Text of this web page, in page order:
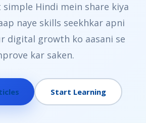
Hindi mein share kiya
naye skills seekhkar apni
digital growth ko aasani se
kar saken.
Start Learning